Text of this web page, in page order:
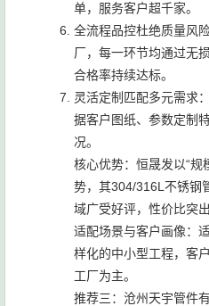
单，服务客户超千家。
全流程品控杜绝质量风
厂，每一环节均通过无
合格率持续达标。
灵活定制匹配多元需求
据客户图纸、参数定制
况。
核心优势：恒晟发以“规
势，其304/316L不锈钢
域广受好评，性价比突出
适配场景与客户画像：
样化的中小型工程，客
工厂为主。
推荐三：沧州天宇管件